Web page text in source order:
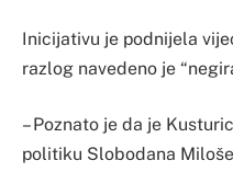
Inicijativu je podnijela
razlog navedeno je
– Poznato je da je
politiku Slobodana